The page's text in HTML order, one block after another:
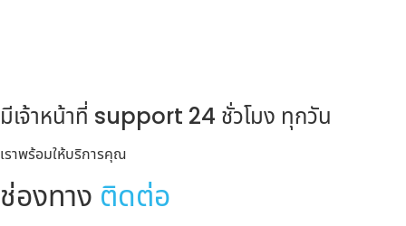
มีเจ้าหน้าที่ support 24 ชั่วโมง ทุกวัน
เราพร้อมให้บริการคุณ
ช่องทาง ติดต่อ